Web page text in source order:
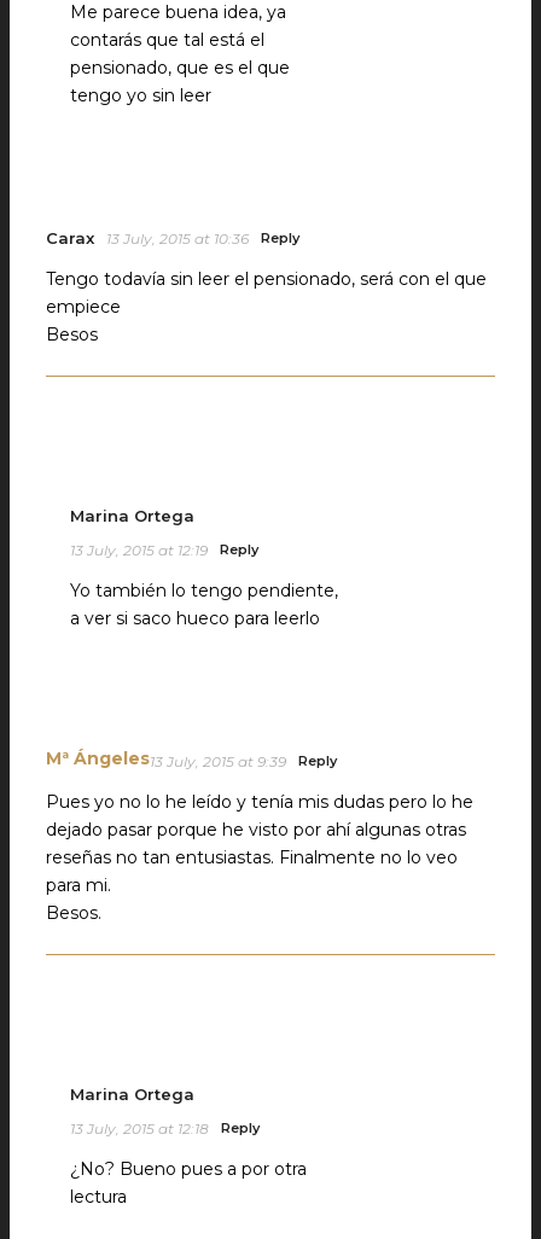
Me parece buena idea, ya
contarás que tal está el
pensionado, que es el que
tengo yo sin leer
Carax 13 July, 2015 at 10:36 Reply
Tengo todavía sin leer el pensionado, será con el que
empiece
Besos
Marina Ortega
13 July, 2015 at 12:19 Reply
Yo también lo tengo pendiente,
a ver si saco hueco para leerlo
Mª Ángeles13 July, 2015 at 9:39 Reply
Pues yo no lo he leído y tenía mis dudas pero lo he
dejado pasar porque he visto por ahí algunas otras
reseñas no tan entusiastas. Finalmente no lo veo
para mi.
Besos.
Marina Ortega
13 July, 2015 at 12:18 Reply
¿No? Bueno pues a por otra
lectura